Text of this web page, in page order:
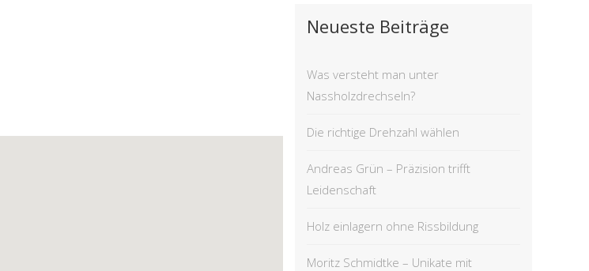
Neueste Beiträge
Was versteht man unter
Nassholzdrechseln?
Die richtige Drehzahl wählen
Andreas Grün – Präzision trifft
Leidenschaft
Holz einlagern ohne Rissbildung
Moritz Schmidtke – Unikate mit